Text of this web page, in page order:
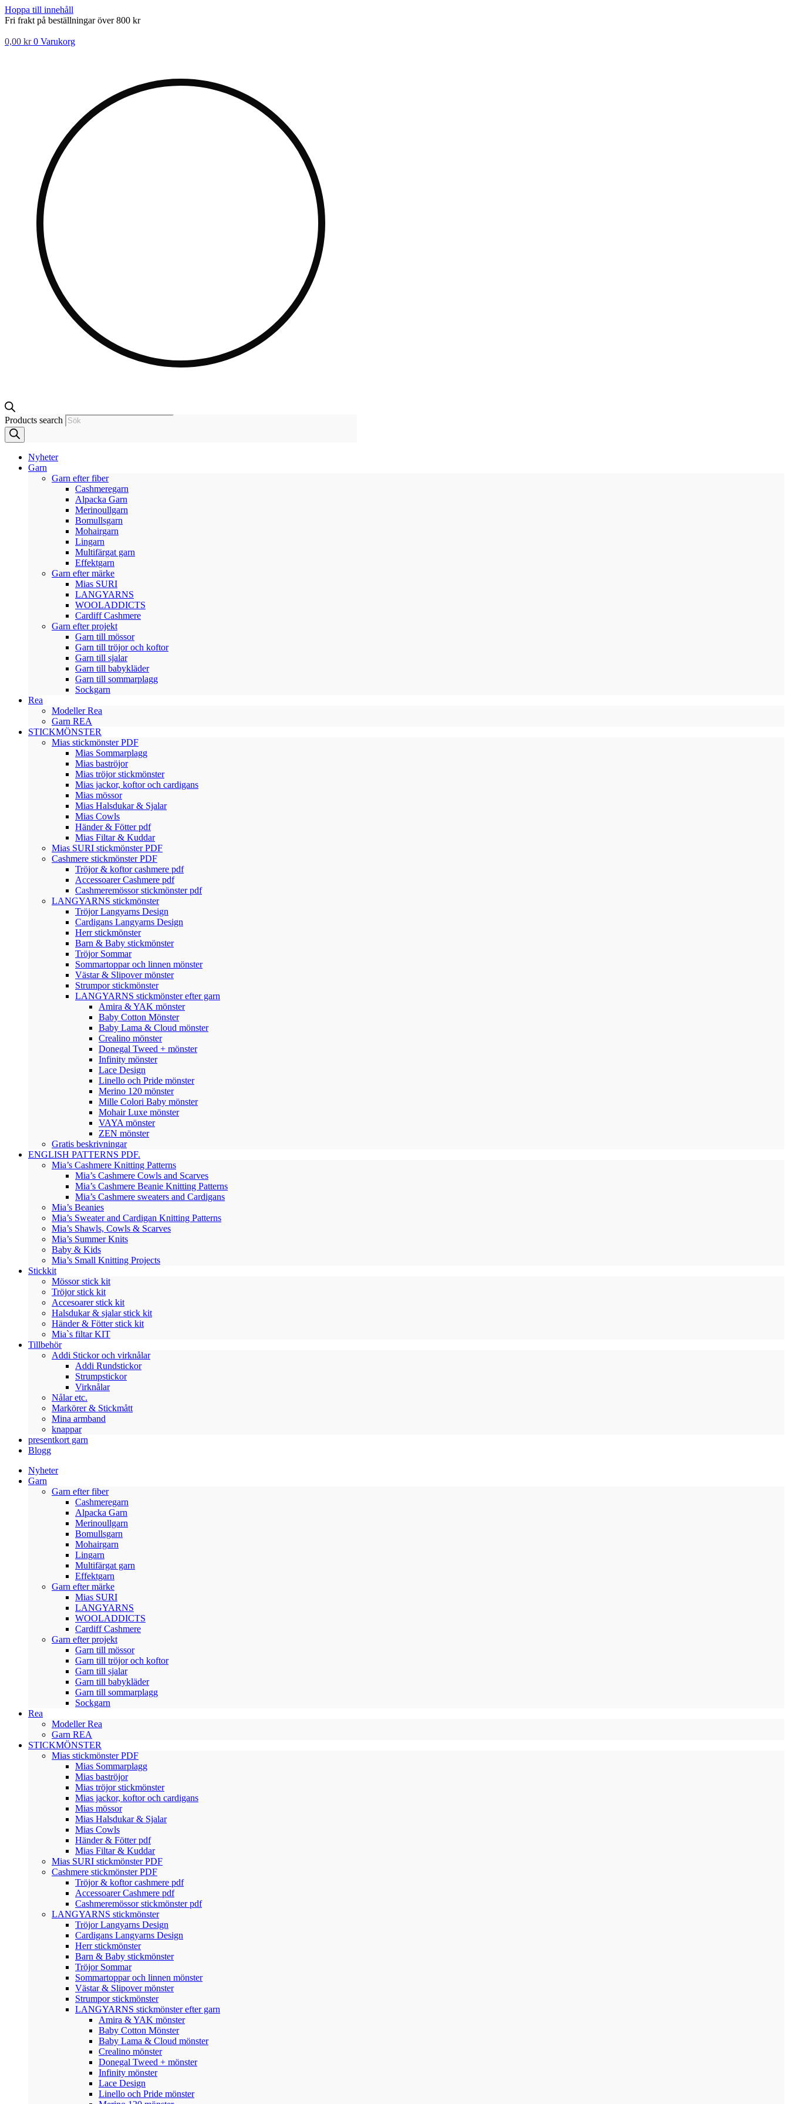
Hoppa till innehåll
Fri frakt på beställningar över 800 kr
0,00 kr 0 Varukorg
Products search
Nyheter
Garn
Garn efter fiber
Cashmeregarn
Alpacka Garn
Merinoullgarn
Bomullsgarn
Mohairgarn
Lingarn
Multifärgat garn
Effektgarn
Garn efter märke
Mias SURI
LANGYARNS
WOOLADDICTS
Cardiff Cashmere
Garn efter projekt
Garn till mössor
Garn till tröjor och koftor
Garn till sjalar
Garn till babykläder
Garn till sommarplagg
Sockgarn
Rea
Modeller Rea
Garn REA
STICKMÖNSTER
Mias stickmönster PDF
Mias Sommarplagg
Mias baströjor
Mias tröjor stickmönster
Mias jackor, koftor och cardigans
Mias mössor
Mias Halsdukar & Sjalar
Mias Cowls
Händer & Fötter pdf
Mias Filtar & Kuddar
Mias SURI stickmönster PDF
Cashmere stickmönster PDF
Tröjor & koftor cashmere pdf
Accessoarer Cashmere pdf
Cashmeremössor stickmönster pdf
LANGYARNS stickmönster
Tröjor Langyarns Design
Cardigans Langyarns Design
Herr stickmönster
Barn & Baby stickmönster
Tröjor Sommar
Sommartoppar och linnen mönster
Västar & Slipover mönster
Strumpor stickmönster
LANGYARNS stickmönster efter garn
Amira & YAK mönster
Baby Cotton Mönster
Baby Lama & Cloud mönster
Crealino mönster
Donegal Tweed + mönster
Infinity mönster
Lace Design
Linello och Pride mönster
Merino 120 mönster
Mille Colori Baby mönster
Mohair Luxe mönster
VAYA mönster
ZEN mönster
Gratis beskrivningar
ENGLISH PATTERNS PDF.
Mia’s Cashmere Knitting Patterns
Mia’s Cashmere Cowls and Scarves
Mia’s Cashmere Beanie Knitting Patterns
Mia’s Cashmere sweaters and Cardigans
Mia’s Beanies
Mia’s Sweater and Cardigan Knitting Patterns
Mia’s Shawls, Cowls & Scarves
Mia’s Summer Knits
Baby & Kids
Mia’s Small Knitting Projects
Stickkit
Mössor stick kit
Tröjor stick kit
Accesoarer stick kit
Halsdukar & sjalar stick kit
Händer & Fötter stick kit
Mia`s filtar KIT
Tillbehör
Addi Stickor och virknålar
Addi Rundstickor
Strumpstickor
Virknålar
Nålar etc.
Markörer & Stickmått
Mina armband
knappar
presentkort garn
Blogg
Nyheter
Garn
Garn efter fiber
Cashmeregarn
Alpacka Garn
Merinoullgarn
Bomullsgarn
Mohairgarn
Lingarn
Multifärgat garn
Effektgarn
Garn efter märke
Mias SURI
LANGYARNS
WOOLADDICTS
Cardiff Cashmere
Garn efter projekt
Garn till mössor
Garn till tröjor och koftor
Garn till sjalar
Garn till babykläder
Garn till sommarplagg
Sockgarn
Rea
Modeller Rea
Garn REA
STICKMÖNSTER
Mias stickmönster PDF
Mias Sommarplagg
Mias baströjor
Mias tröjor stickmönster
Mias jackor, koftor och cardigans
Mias mössor
Mias Halsdukar & Sjalar
Mias Cowls
Händer & Fötter pdf
Mias Filtar & Kuddar
Mias SURI stickmönster PDF
Cashmere stickmönster PDF
Tröjor & koftor cashmere pdf
Accessoarer Cashmere pdf
Cashmeremössor stickmönster pdf
LANGYARNS stickmönster
Tröjor Langyarns Design
Cardigans Langyarns Design
Herr stickmönster
Barn & Baby stickmönster
Tröjor Sommar
Sommartoppar och linnen mönster
Västar & Slipover mönster
Strumpor stickmönster
LANGYARNS stickmönster efter garn
Amira & YAK mönster
Baby Cotton Mönster
Baby Lama & Cloud mönster
Crealino mönster
Donegal Tweed + mönster
Infinity mönster
Lace Design
Linello och Pride mönster